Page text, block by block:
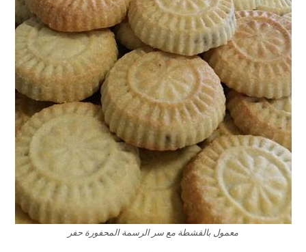
معمول بالقشطة مع سر الرسمة المحفورة حفر